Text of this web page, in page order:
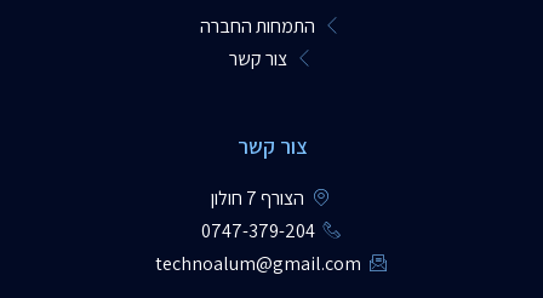
התמחות החברה
צור קשר
צור קשר
הצורף 7 חולון
0747-379-204​
technoalum@gmail.com